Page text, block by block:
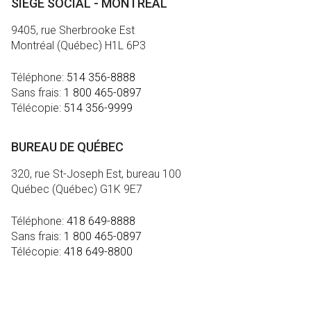
SIÈGE SOCIAL - MONTRÉAL
9405, rue Sherbrooke Est
Montréal (Québec) H1L 6P3
Téléphone: 514 356-8888
Sans frais: 1 800 465-0897
Télécopie: 514 356-9999
BUREAU DE QUÉBEC
320, rue St-Joseph Est, bureau 100
Québec (Québec) G1K 9E7
Téléphone: 418 649-8888
Sans frais: 1 800 465-0897
Télécopie: 418 649-8800